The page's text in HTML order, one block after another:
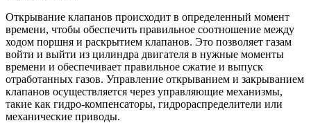
Открывание клапанов происходит в определенный момент
времени, чтобы обеспечить правильное соотношение между
ходом поршня и раскрытием клапанов. Это позволяет газам
войти и выйти из цилиндра двигателя в нужные моменты
времени и обеспечивает правильное сжатие и выпуск
отработанных газов. Управление открыванием и закрыванием
клапанов осуществляется через управляющие механизмы,
такие как гидро-компенсаторы, гидрораспределители или
механические приводы.